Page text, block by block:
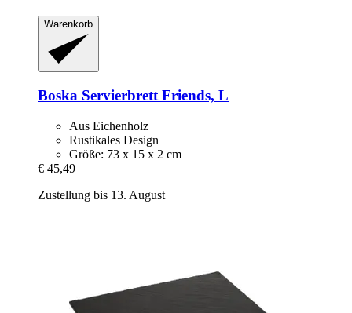
Warenkorb
Boska Servierbrett Friends, L
Aus Eichenholz
Rustikales Design
Größe: 73 x 15 x 2 cm
€ 45,49
Zustellung bis 13. August